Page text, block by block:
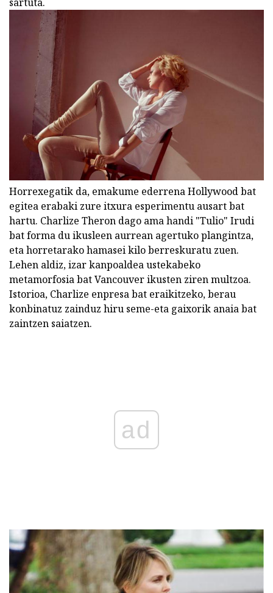
sartuta.
Horrexegatik da, emakume ederrena Hollywood bat
egitea erabaki zure itxura esperimentu ausart bat
hartu. Charlize Theron dago ama handi "Tulio" Irudi
bat forma du ikusleen aurrean agertuko plangintza,
eta horretarako hamasei kilo berreskuratu zuen.
Lehen aldiz, izar kanpoaldea ustekabeko
metamorfosia bat Vancouver ikusten ziren multzoa.
Istorioa, Charlize enpresa bat eraikitzeko, berau
konbinatuz zainduz hiru seme-eta gaixorik anaia bat
zaintzen saiatzen.
ad